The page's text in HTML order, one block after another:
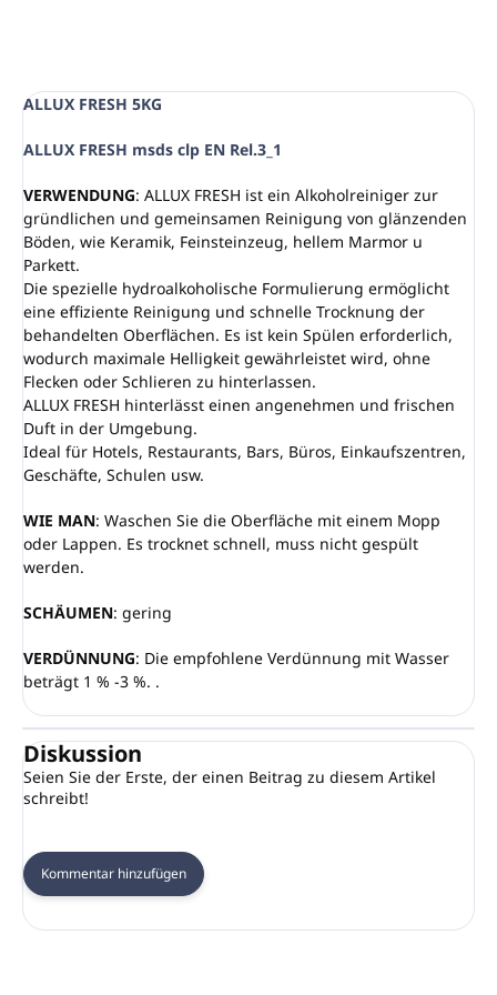
ALLUX FRESH 5KG
ALLUX FRESH msds clp EN Rel.3_1
VERWENDUNG: ALLUX FRESH ist ein Alkoholreiniger zur
gründlichen und gemeinsamen Reinigung von glänzenden
Böden, wie Keramik, Feinsteinzeug, hellem Marmor u
Parkett.
Die spezielle hydroalkoholische Formulierung ermöglicht
eine effiziente Reinigung und schnelle Trocknung der
behandelten Oberflächen. Es ist kein Spülen erforderlich,
wodurch maximale Helligkeit gewährleistet wird, ohne
Flecken oder Schlieren zu hinterlassen.
ALLUX FRESH hinterlässt einen angenehmen und frischen
Duft in der Umgebung.
Ideal für Hotels, Restaurants, Bars, Büros, Einkaufszentren,
Geschäfte, Schulen usw.
WIE MAN: Waschen Sie die Oberfläche mit einem Mopp
oder Lappen. Es trocknet schnell, muss nicht gespült
werden.
SCHÄUMEN: gering
VERDÜNNUNG: Die empfohlene Verdünnung mit Wasser
beträgt 1 % -3 %. .
Diskussion
Seien Sie der Erste, der einen Beitrag zu diesem Artikel
schreibt!
Kommentar hinzufügen